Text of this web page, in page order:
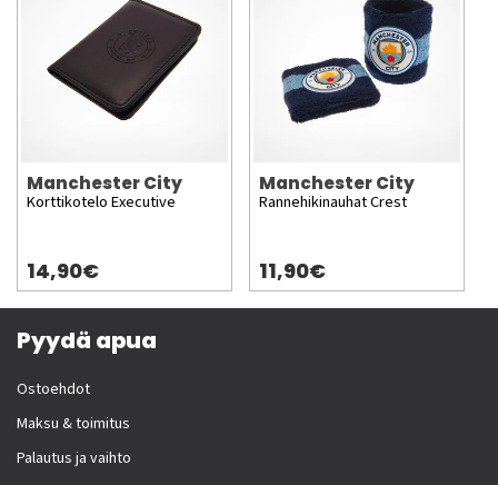
Manchester City
Korttikotelo Executive
14,90€
Manchester City
Rannehikinauhat Crest
11,90€
Pyydä apua
Ostoehdot
Maksu & toimitus
Palautus ja vaihto